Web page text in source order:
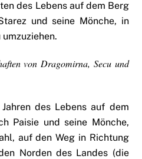
des Lebens auf dem Berg
und seine Mönche, in
von Dragomirna, Secu und
des Lebens auf dem
Paisie und seine Mönche,
auf den Weg in Richtung
Norden des Landes (die